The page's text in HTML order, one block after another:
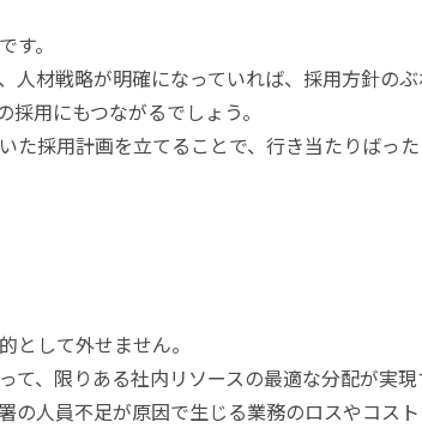
。
人材戦略が明確になっていれば、採用方針の
用にもつながるでしょう。
た採用計画を立てることで、行き当たりばっ
として外せません。
て、限りある社内リソースの最適な分配が実
の人員不足が原因で生じる業務のロスやコス